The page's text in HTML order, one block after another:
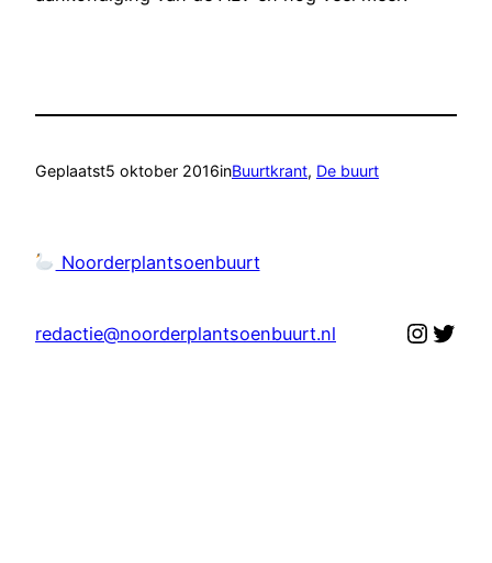
Geplaatst5 oktober 2016inBuurtkrant, De buurt
Noorderplantsoenbuurt
redactie@noorderplantsoenbuurt.nl